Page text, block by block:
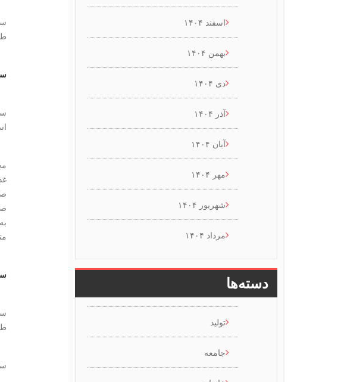
اسفند ۱۴۰۴
بهمن ۱۴۰۴
دی ۱۴۰۴
آذر ۱۴۰۴
آبان ۱۴۰۴
مهر ۱۴۰۴
شهریور ۱۴۰۴
مرداد ۱۴۰۴
دسته‌ها
تولید
جامعه